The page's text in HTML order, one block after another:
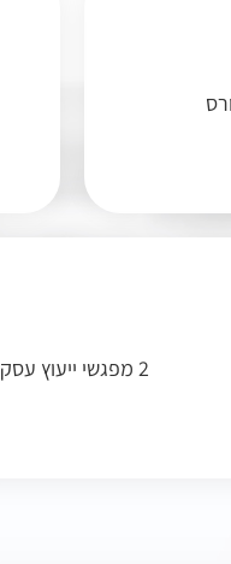
2 מפגשי ייעוץ עסקי